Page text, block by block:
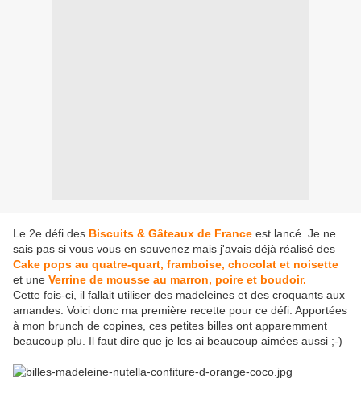
Le 2e défi des Biscuits & Gâteaux de France est lancé. Je ne
sais pas si vous vous en souvenez mais j'avais déjà réalisé des
Cake pops au quatre-quart, framboise, chocolat et noisette
et une Verrine de mousse au marron, poire et boudoir.
Cette fois-ci, il fallait utiliser des madeleines et des croquants aux
amandes. Voici donc ma première recette pour ce défi. Apportées
à mon brunch de copines, ces petites billes ont apparemment
beaucoup plu. Il faut dire que je les ai beaucoup aimées aussi ;-)